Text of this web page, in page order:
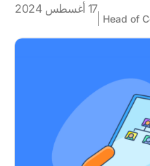
Head of
17 أغسطس 2024